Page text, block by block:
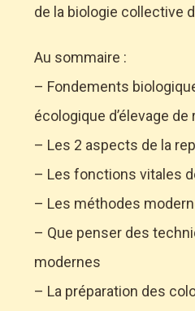
de la biologie collective
Au sommaire :
– Fondements
écologique d’élevage de
– Les 2 aspects de la
– Les fonctions vitales
– Les méthodes
– Que penser des
modernes
– La préparation des